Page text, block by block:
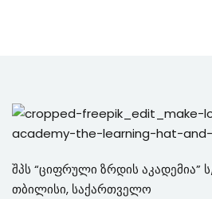
შპს “ციფრული ზრდის აკადემია”
თბილისი, საქართველო